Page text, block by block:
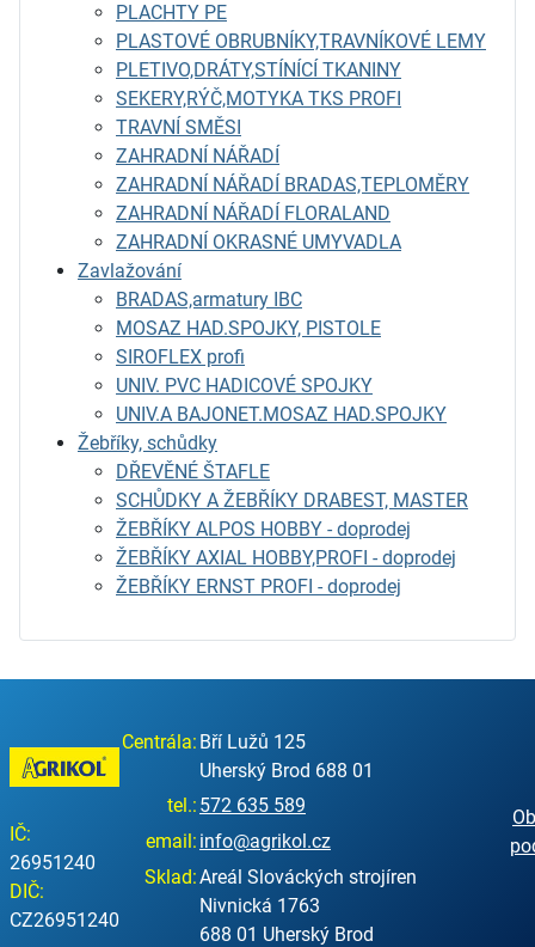
PLACHTY PE
PLASTOVÉ OBRUBNÍKY,TRAVNÍKOVÉ LEMY
PLETIVO,DRÁTY,STÍNÍCÍ TKANINY
SEKERY,RÝČ,MOTYKA TKS PROFI
TRAVNÍ SMĚSI
ZAHRADNÍ NÁŘADÍ
ZAHRADNÍ NÁŘADÍ BRADAS,TEPLOMĚRY
ZAHRADNÍ NÁŘADÍ FLORALAND
ZAHRADNÍ OKRASNÉ UMYVADLA
Zavlažování
BRADAS,armatury IBC
MOSAZ HAD.SPOJKY, PISTOLE
SIROFLEX profi
UNIV. PVC HADICOVÉ SPOJKY
UNIV.A BAJONET.MOSAZ HAD.SPOJKY
Žebříky, schůdky
DŘEVĚNÉ ŠTAFLE
SCHŮDKY A ŽEBŘÍKY DRABEST, MASTER
ŽEBŘÍKY ALPOS HOBBY - doprodej
ŽEBŘÍKY AXIAL HOBBY,PROFI - doprodej
ŽEBŘÍKY ERNST PROFI - doprodej
IČ:
26951240
DIČ:
CZ26951240
Centrála: Bří Lužů 125
Uherský Brod 688 01
tel.: 572 635 589
email: info@agrikol.cz
Sklad:Areál Slováckých strojíren
Nivnická 1763
688 01 Uherský Brod